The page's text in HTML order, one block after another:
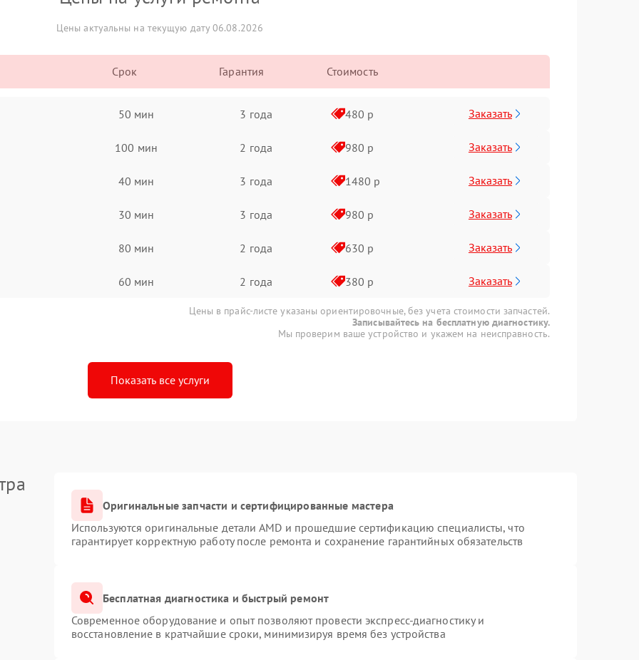
Цены актуальны на текущую дату 06.08.2026
Срок Гарантия Стоимость
50 мин 3 года 480 р Заказать
100 мин 2 года 980 р Заказать
40 мин 3 года 1480 р Заказать
30 мин 3 года 980 р Заказать
80 мин 2 года 630 р Заказать
60 мин 2 года 380 р Заказать
Цены в прайс-листе указаны ориентировочные, без учета стоимости запчастей.
Записывайтесь на бесплатную диагностику.
Мы проверим ваше устройство и укажем на неисправность.
Показать все услуги
Оригинальные запчасти и сертифицированные мастера
Используются оригинальные детали AMD и прошедшие сертификацию специалисты, что
гарантирует корректную работу после ремонта и сохранение гарантийных обязательств
Бесплатная диагностика и быстрый ремонт
Современное оборудование и опыт позволяют провести экспресс-диагностику и
восстановление в кратчайшие сроки, минимизируя время без устройства